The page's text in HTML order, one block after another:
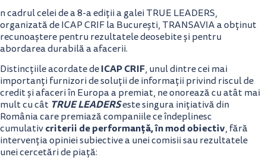
n cadrul celei de a 8-a ediții a galei TRUE LEADERS,
organizată de ICAP CRIF la București, TRANSAVIA a obținut
recunoaștere pentru rezultatele deosebite și pentru
abordarea durabilă a afacerii.
Distincțiile acordate deICAP CRIF, unul dintre cei mai
importanți furnizori de soluții de informații privind riscul de
credit și afaceri în Europa a premiat, ne onorează cu atât mai
mult cu cât TRUE LEADERSeste singura inițiativă din
România care premiază companiile ce îndeplinesc
cumulativcriterii de performanță, în mod obiectiv, fără
intervenția opiniei subiective a unei comisii sau rezultatele
unei cercetări de piață: